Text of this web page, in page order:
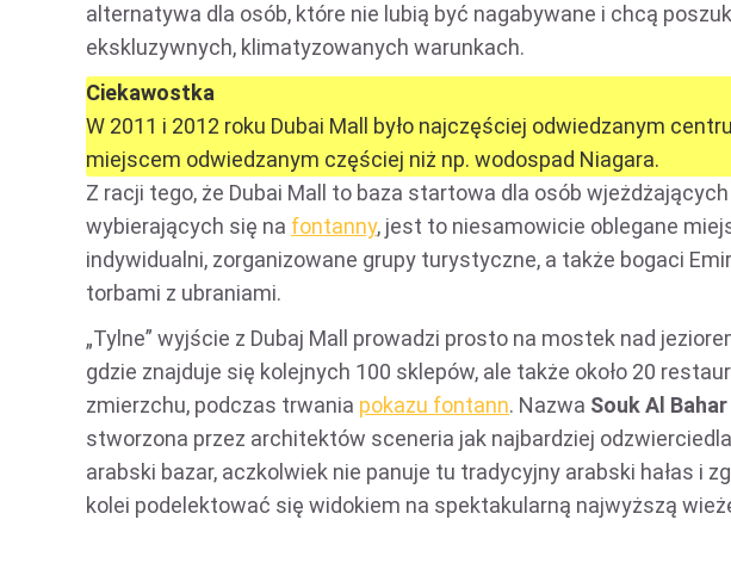
alternatywa dla osób, które nie lubią być nagabywane i chcą
ekskluzywnych, klimatyzowanych warunkach.
Ciekawostka
W 2011 i 2012 roku Dubai Mall było najczęściej odwiedzanym
miejscem odwiedzanym częściej niż np. wodospad Niagara.
Z racji tego, że Dubai Mall to baza startowa dla osób wjeżdżających
wybierających się na fontanny, jest to niesamowicie oblegane
indywidualni, zorganizowane grupy turystyczne, a także bogaci
torbami z ubraniami.
„Tylne” wyjście z Dubaj Mall prowadzi prosto na mostek nad
gdzie znajduje się kolejnych 100 sklepów, ale także około 20
zmierzchu, podczas trwania pokazu fontann. Nazwa Souk Al Bahar
stworzona przez architektów sceneria jak najbardziej
arabski bazar, aczkolwiek nie panuje tu tradycyjny arabski hałas i
kolei podelektować się widokiem na spektakularną najwyższą